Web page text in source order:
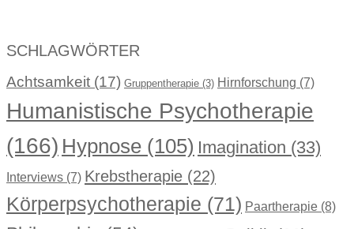
SCHLAGWÖRTER
Achtsamkeit (17) Gruppentherapie (3) Hirnforschung (7)
Humanistische Psychotherapie
(166) Hypnose (105) Imagination (33)
Interviews (7) Krebstherapie (22)
Körperpsychotherapie (71) Paartherapie (8)